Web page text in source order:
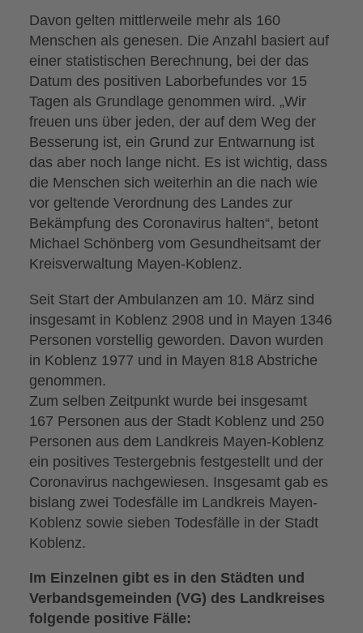
Davon gelten mittlerweile mehr als 160
Menschen als genesen. Die Anzahl basiert auf
einer statistischen Berechnung, bei der das
Datum des positiven Laborbefundes vor 15
Tagen als Grundlage genommen wird. „Wir
freuen uns über jeden, der auf dem Weg der
Besserung ist, ein Grund zur Entwarnung ist
das aber noch lange nicht. Es ist wichtig, dass
die Menschen sich weiterhin an die nach wie
vor geltende Verordnung des Landes zur
Bekämpfung des Coronavirus halten“, betont
Michael Schönberg vom Gesundheitsamt der
Kreisverwaltung Mayen-Koblenz.
Seit Start der Ambulanzen am 10. März sind
insgesamt in Koblenz 2908 und in Mayen 1346
Personen vorstellig geworden. Davon wurden
in Koblenz 1977 und in Mayen 818 Abstriche
genommen.
Zum selben Zeitpunkt wurde bei insgesamt
167 Personen aus der Stadt Koblenz und 250
Personen aus dem Landkreis Mayen-Koblenz
ein positives Testergebnis festgestellt und der
Coronavirus nachgewiesen. Insgesamt gab es
bislang zwei Todesfälle im Landkreis Mayen-
Koblenz sowie sieben Todesfälle in der Stadt
Koblenz.
Im Einzelnen gibt es in den Städten und
Verbandsgemeinden (VG) des Landkreises
folgende positive Fälle: